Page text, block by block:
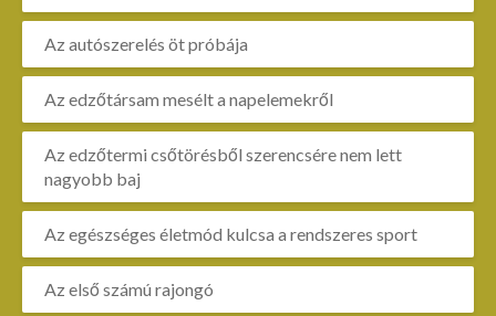
Az autószerelés öt próbája
Az edzőtársam mesélt a napelemekről
Az edzőtermi csőtörésből szerencsére nem lett
nagyobb baj
Az egészséges életmód kulcsa a rendszeres sport
Az első számú rajongó